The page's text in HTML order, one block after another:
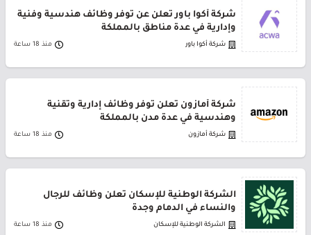
شركة أكوا باور تعلن عن توفر وظائف هندسية وفنية
وإدارية في عدة مناطق بالمملكة
شركة أكوا باور منذ 18 ساعة
شركة أمازون تعلن توفر وظائف إدارية وتقنية
وهندسية في عدة مدن بالمملكة
شركة أمازون منذ 18 ساعة
الشركة الوطنية للإسكان تعلن وظائف للرجال
والنساء في الدمام وجدة
الشركة الوطنية للإسكان منذ 18 ساعة